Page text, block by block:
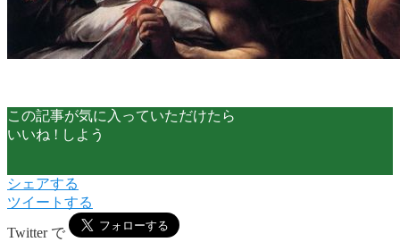
この記事が気に入っていただけたら
いいね ! しよう
シェアする
ツイートする
Twitter で